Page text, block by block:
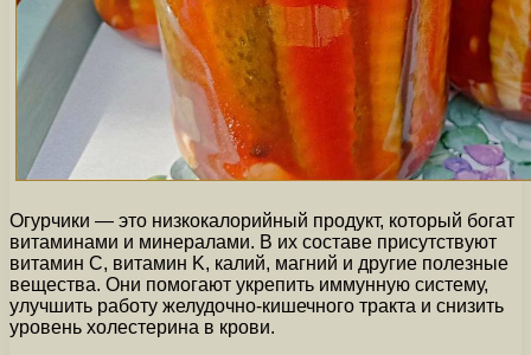
Огурчики — это низкокалорийный продукт, который богат
витаминами и минералами. В их составе присутствуют
витамин C, витамин K, калий, магний и другие полезные
вещества. Они помогают укрепить иммунную систему,
улучшить работу желудочно-кишечного тракта и снизить
уровень холестерина в крови.